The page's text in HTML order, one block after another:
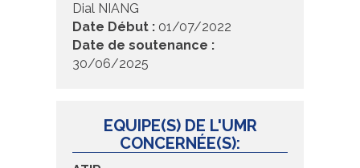
Dial NIANG
Date Début : 01/07/2022
Date de soutenance :
30/06/2025
EQUIPE(S) DE L'UMR
CONCERNÉE(S):